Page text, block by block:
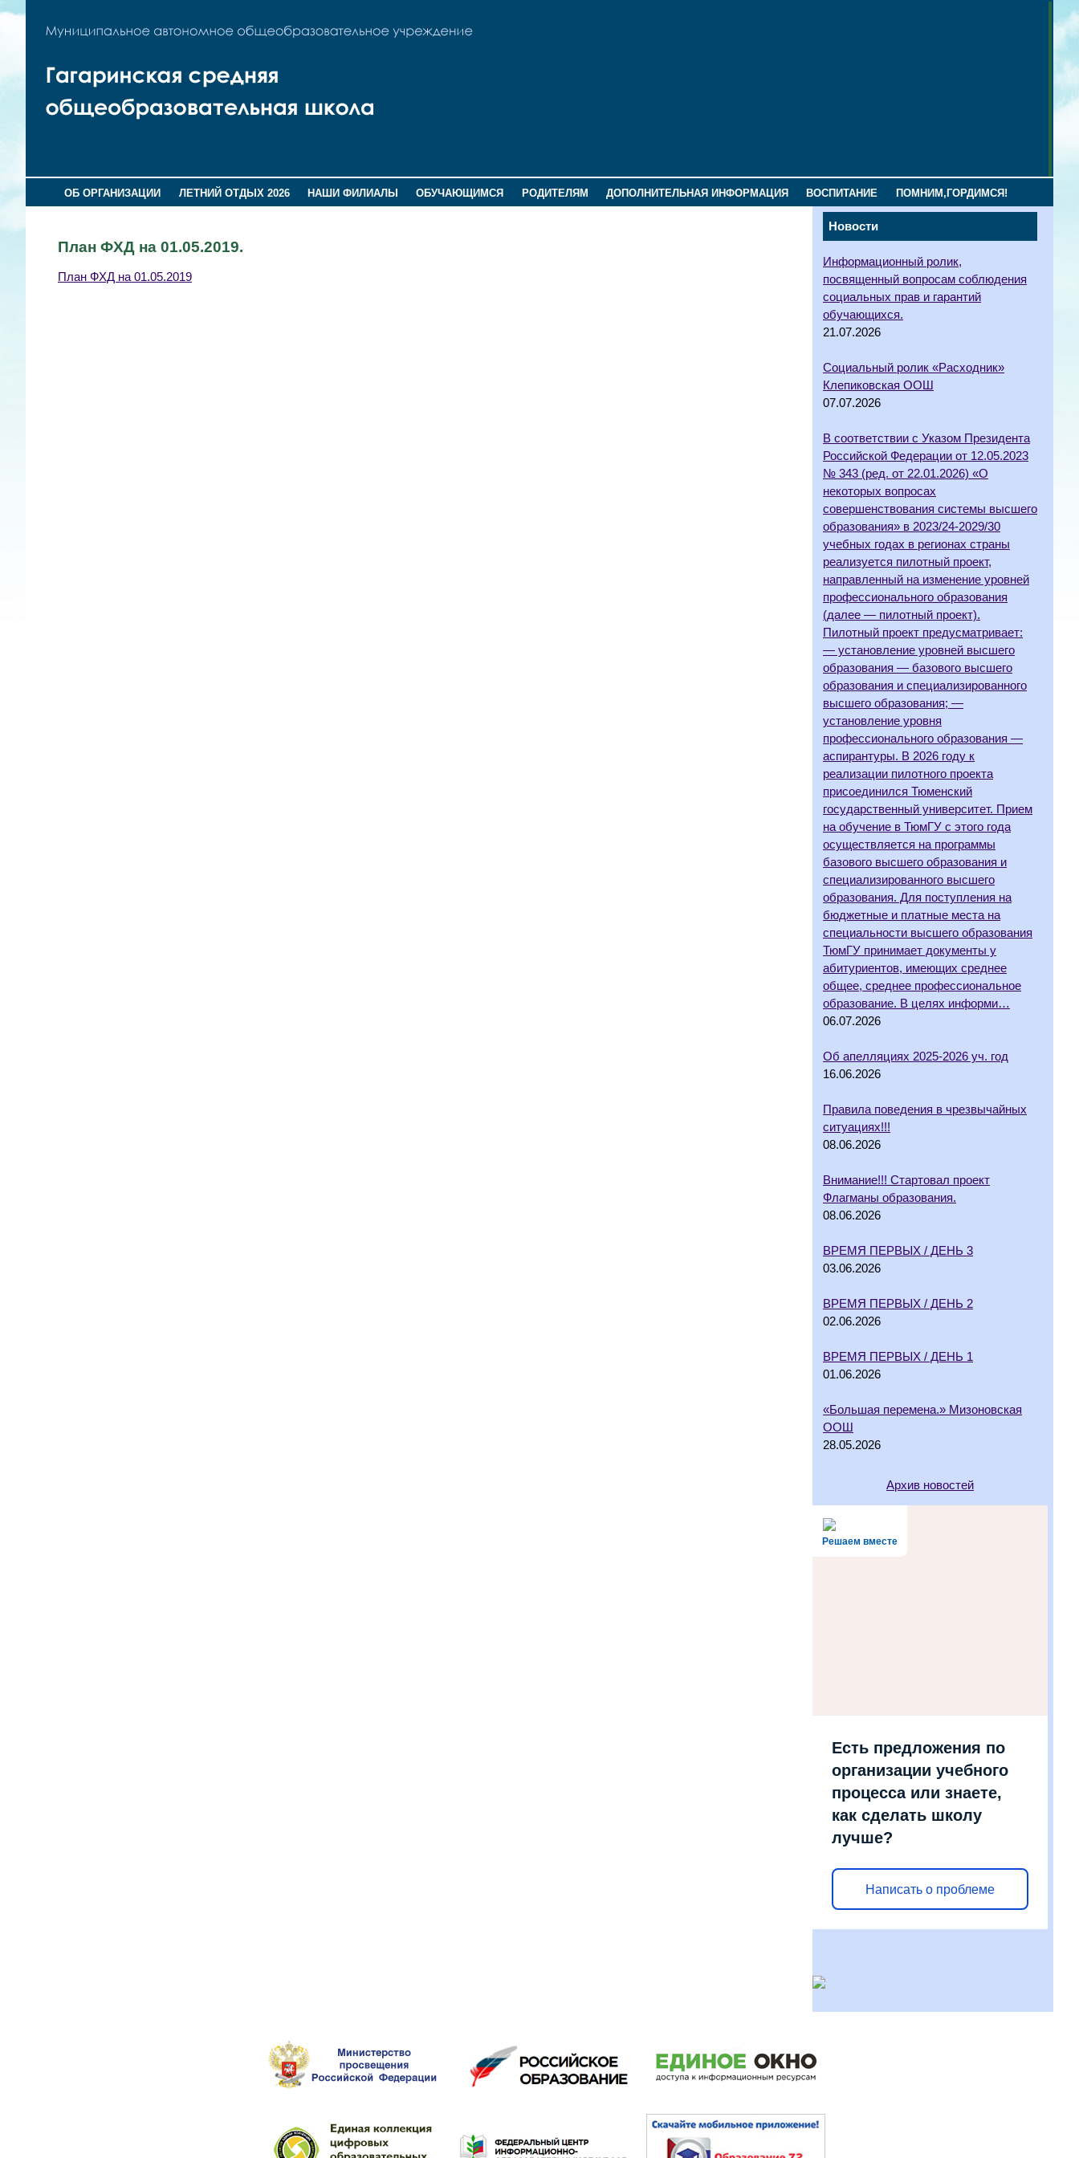
ОБ ОРГАНИЗАЦИИ ЛЕТНИЙ ОТДЫХ 2026 НАШИ ФИЛИАЛЫ ОБУЧАЮЩИМСЯ РОДИТЕЛЯМ ДОПОЛНИТЕЛЬНАЯ ИНФОРМАЦИЯ ВОСПИТАНИЕ ПОМНИМ,ГОРДИМСЯ!
Новости
Информационный ролик,
посвященный вопросам соблюдения
социальных прав и гарантий
обучающихся.
21.07.2026
Социальный ролик «Расходник»
Клепиковская ООШ
07.07.2026
В соответствии с Указом Президента
Российской Федерации от 12.05.2023
№ 343 (ред. от 22.01.2026) «О
некоторых вопросах
совершенствования системы высшего
образования» в 2023/24-2029/30
учебных годах в регионах страны
реализуется пилотный проект,
направленный на изменение уровней
профессионального образования
(далее — пилотный проект).
Пилотный проект предусматривает:
— установление уровней высшего
образования — базового высшего
образования и специализированного
высшего образования; —
установление уровня
профессионального образования —
аспирантуры. В 2026 году к
реализации пилотного проекта
присоединился Тюменский
государственный университет. Прием
на обучение в ТюмГУ с этого года
осуществляется на программы
базового высшего образования и
специализированного высшего
образования. Для поступления на
бюджетные и платные места на
специальности высшего образования
ТюмГУ принимает документы у
абитуриентов, имеющих среднее
общее, среднее профессиональное
образование. В целях информи…
06.07.2026
Об апелляциях 2025-2026 уч. год
16.06.2026
Правила поведения в чрезвычайных
ситуациях!!!
08.06.2026
Внимание!!! Стартовал проект
Флагманы образования.
08.06.2026
ВРЕМЯ ПЕРВЫХ / ДЕНЬ 3
03.06.2026
ВРЕМЯ ПЕРВЫХ / ДЕНЬ 2
02.06.2026
ВРЕМЯ ПЕРВЫХ / ДЕНЬ 1
01.06.2026
«Большая перемена.» Мизоновская
ООШ
28.05.2026
Архив новостей
Решаем вместе
Есть предложения по
организации учебного
процесса или знаете,
как сделать школу
лучше?
Написать о проблеме
План ФХД на 01.05.2019.
План ФХД на 01.05.2019